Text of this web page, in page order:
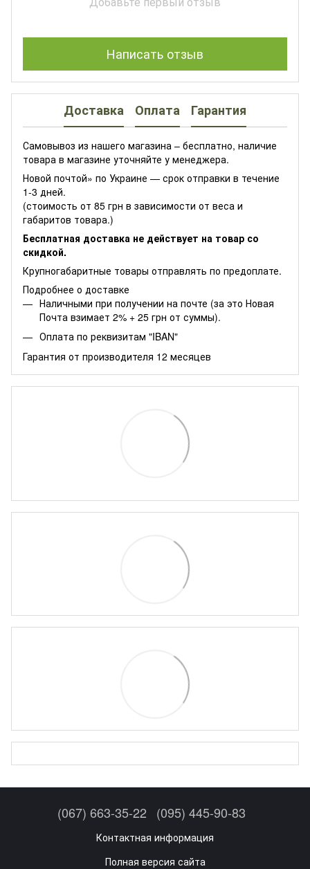
Написать отзыв
Доставка Оплата Гарантия
Самовывоз из нашего магазина – бесплатно, наличие
товара в магазине уточняйте у менеджера.
Новой почтой» по Украине — срок отправки в течение
1-3 дней.
(стоимость от 85 грн в зависимости от веса и
габаритов товара.)
Бесплатная доставка не действует на товар со
скидкой.
Крупногабаритные товары отправлять по предоплате.
Подробнее о доставке
Наличными при получении на почте (за это Новая
Почта взимает 2% + 25 грн от суммы).
Оплата по реквизитам "IBAN"
Гарантия от производителя 12 месяцев
(067) 663-35-22 (095) 445-90-83
Контактная информация
Полная версия сайта